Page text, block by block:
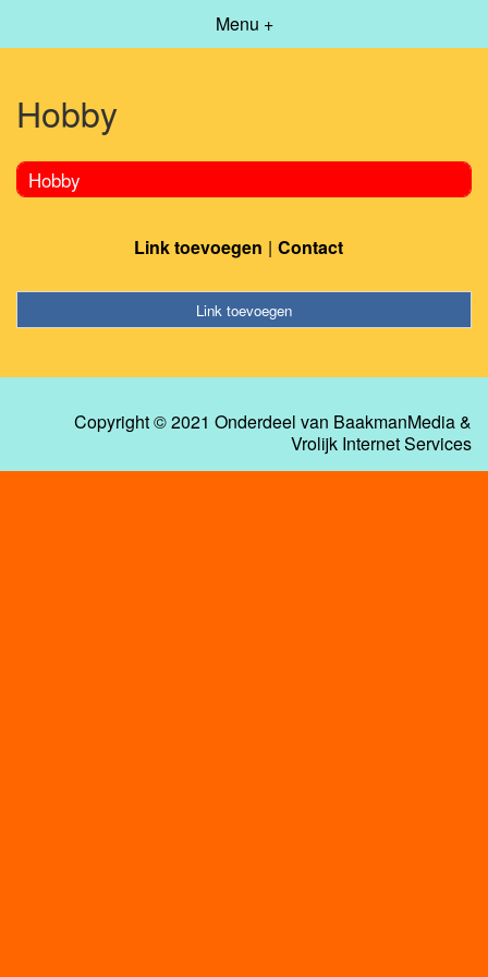
Menu +
Hobby
Hobby
Link toevoegen Contact
Link toevoegen
Copyright © 2021 Onderdeel van BaakmanMedia&
Vrolijk Internet Services